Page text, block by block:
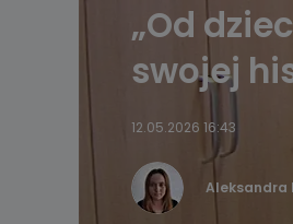
„Od
swojej
12.05.2026 16:43
Aleksandra